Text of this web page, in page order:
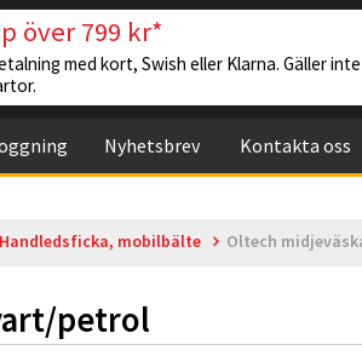
över 799 kr*
med kort, Swish eller Klarna. Gäller
Nyhetsbrev Kontakta oss
mobilbälte Oltech
petrol